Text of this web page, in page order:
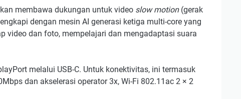
membawa dukungan untuk video slow motion(gerak
dengan mesin AI generasi ketiga multi-core yang
video dan foto, mempelajari dan mengadaptasi suara
melalui USB-C. Untuk konektivitas, ini termasuk
dan akselerasi operator 3x, Wi-Fi 802.11ac 2 × 2